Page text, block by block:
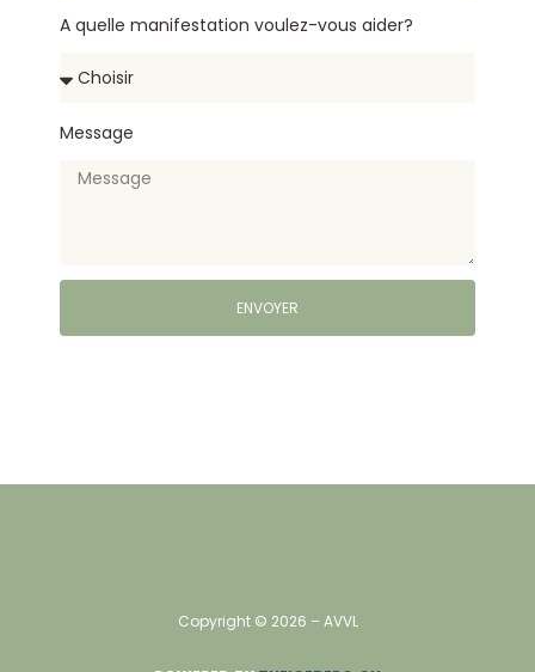
A quelle manifestation voulez-vous aider?
Message
ENVOYER
Copyright © 2026 – AVVL